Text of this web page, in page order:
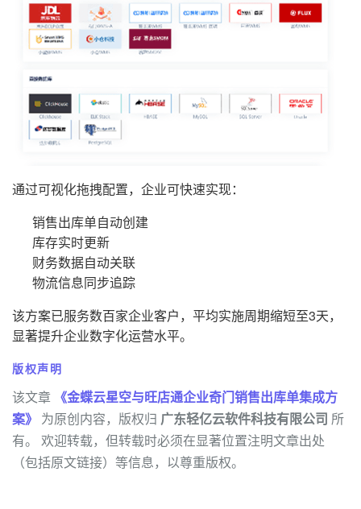
通过可视化拖拽配置，企业可快速实现：
销售出库单自动创建
库存实时更新
财务数据自动关联
物流信息同步追踪
该方案已服务数百家企业客户，平均实施周期缩短至3天，
显著提升企业数字化运营水平。
版权声明
该文章 《金蝶云星空与旺店通企业奇门销售出库单集成方
案》 为原创内容，版权归 广东轻亿云软件科技有限公司 所
有。 欢迎转载，但转载时必须在显著位置注明文章出处
（包括原文链接）等信息，以尊重版权。